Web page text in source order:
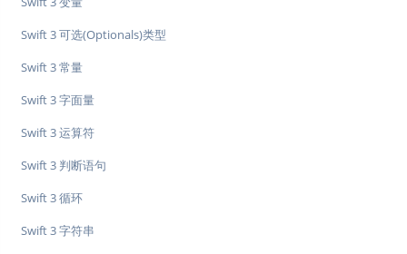
Swift 3 可选(Optionals)类型
Swift 3 常量
Swift 3 字面量
Swift 3 运算符
Swift 3 判断语句
Swift 3 循环
Swift 3 字符串